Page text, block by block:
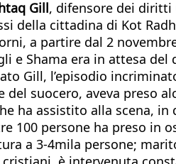
Gill, difensore dei diritti
della cittadina di Kot
a partire dal 2
e Shama era in attesa
Gill, l’episodio
del suocero, aveva
ha assistito alla scena,
100 persone ha preso in
a 3-4mila persone;